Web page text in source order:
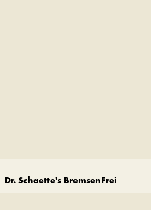
Dr. Schaette's BremsenFrei